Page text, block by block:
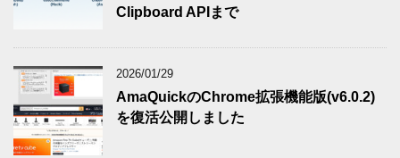
Clipboard APIまで
2026/01/29
AmaQuickのChrome拡張機能版(v6.0.2)
を復活公開しました